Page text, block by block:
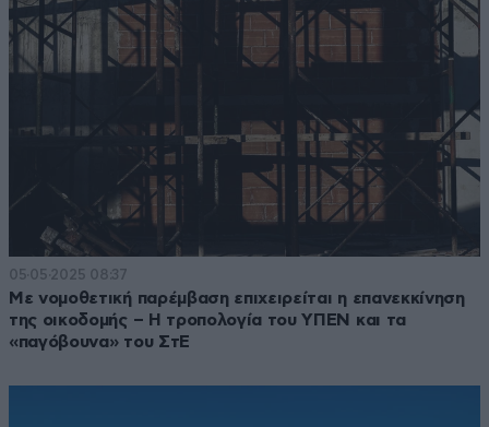
05·05·2025 08:37
Με νομοθετική παρέμβαση επιχειρείται η επανεκκίνηση
της οικοδομής – Η τροπολογία του ΥΠΕΝ και τα
«παγόβουνα» του ΣτΕ